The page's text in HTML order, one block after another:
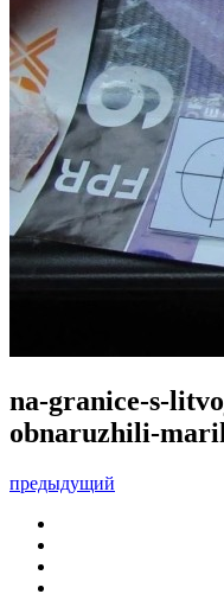
na-granice-s-
obnaruzhili-
предыдущий